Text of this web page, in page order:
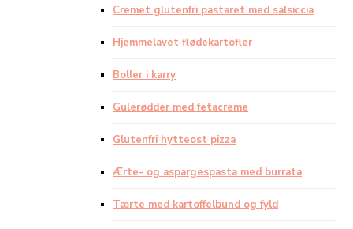
Cremet glutenfri pastaret med salsiccia
Hjemmelavet flødekartofler
Boller i karry
Gulerødder med fetacreme
Glutenfri hytteost pizza
Ærte- og aspargespasta med burrata
Tærte med kartoffelbund og fyld